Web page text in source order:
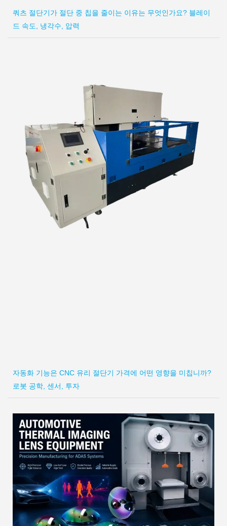
쿼츠 절단기가 절단 중 칩을 줄이는 이유는 무엇인가요? 블레이
드 속도, 냉각수, 압력
자동화 기능은 CNC 유리 절단기 가격에 어떤 영향을 미칩니까?
로봇 공학, 센서, 투자